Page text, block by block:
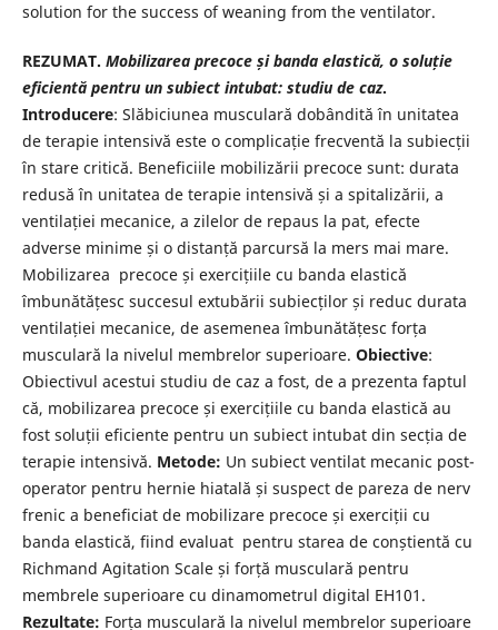
solution for the success of weaning from the ventilator.
REZUMAT. Mobilizarea precoce și banda elastică, o soluție
eficientă pentru un subiect intubat: studiu de caz.
Introducere: Slăbiciunea musculară dobândită în unitatea
de terapie intensivă este o complicație frecventă la subiecții
în stare critică. Beneficiile mobilizării precoce sunt: durata
redusă în unitatea de terapie intensivă și a spitalizării, a
ventilației mecanice, a zilelor de repaus la pat, efecte
adverse minime și o distanță parcursă la mers mai mare.
Mobilizarea precoce și exercițiile cu banda elastică
îmbunătățesc succesul extubării subiecților și reduc durata
ventilației mecanice, de asemenea îmbunătățesc forța
musculară la nivelul membrelor superioare. Obiective:
Obiectivul acestui studiu de caz a fost, de a prezenta faptul
că, mobilizarea precoce și exercițiile cu banda elastică au
fost soluții eficiente pentru un subiect intubat din secția de
terapie intensivă. Metode: Un subiect ventilat mecanic post-
operator pentru hernie hiatală și suspect de pareza de nerv
frenic a beneficiat de mobilizare precoce și exerciții cu
banda elastică, fiind evaluat pentru starea de conștientă cu
Richmand Agitation Scale și forță musculară pentru
membrele superioare cu dinamometrul digital EH101.
Rezultate: Forța musculară la nivelul membrelor superioare